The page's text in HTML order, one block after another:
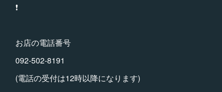
❗️
お店の電話番号
092-502-8191
(電話の受付は12時以降になります)